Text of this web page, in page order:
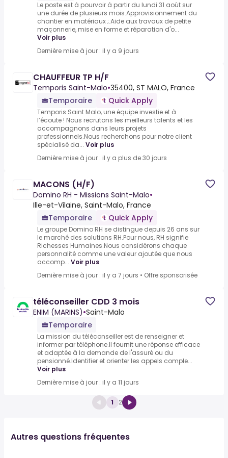
Le poste est à pourvoir à partir du lundi 31 août sur
une durée de plusieurs mois.Approvisionnement du
chantier en matériaux ;.Aide aux travaux de petite
maçonnerie, mise en forme et réparation d'o...
Voir plus
Dernière mise à jour : il y a 9 jours
CHAUFFEUR TP H/F
Temporis Saint-Malo•35400, ST MALO, France
Temporaire
Quick Apply
Temporis Saint Malo, une équipe investie et à
l’écoute ! Nous recrutons les meilleurs talents et les
accompagnons dans leurs projets
professionnels.Nous recherchons pour notre client
spécialisé da... Voir plus
Dernière mise à jour : il y a plus de 30 jours
MACONS (H/F)
Domino RH - Missions Saint-Malo•
Ille-et-Vilaine, Saint-Malo, France
Temporaire
Quick Apply
Le groupe Domino RH se distingue depuis 26 ans sur
le marché des solutions RH.Pour nous, RH signifie
Richesses Humaines.Nous considérons chaque
personnalité comme une valeur ajoutée que nous
accomp... Voir plus
Dernière mise à jour : il y a 7 jours • Offre sponsorisée
téléconseiller CDD 3 mois
ENIM (MARINS)•Saint-Malo
Temporaire
La mission du téléconseiller est de renseigner et
informer par téléphone.Il fournit une réponse efficace
et adaptée à la demande de l'assuré ou du
pensionné.Identifier et orienter les appels comple...
Voir plus
Dernière mise à jour : il y a 11 jours
1 2
Autres questions fréquentes